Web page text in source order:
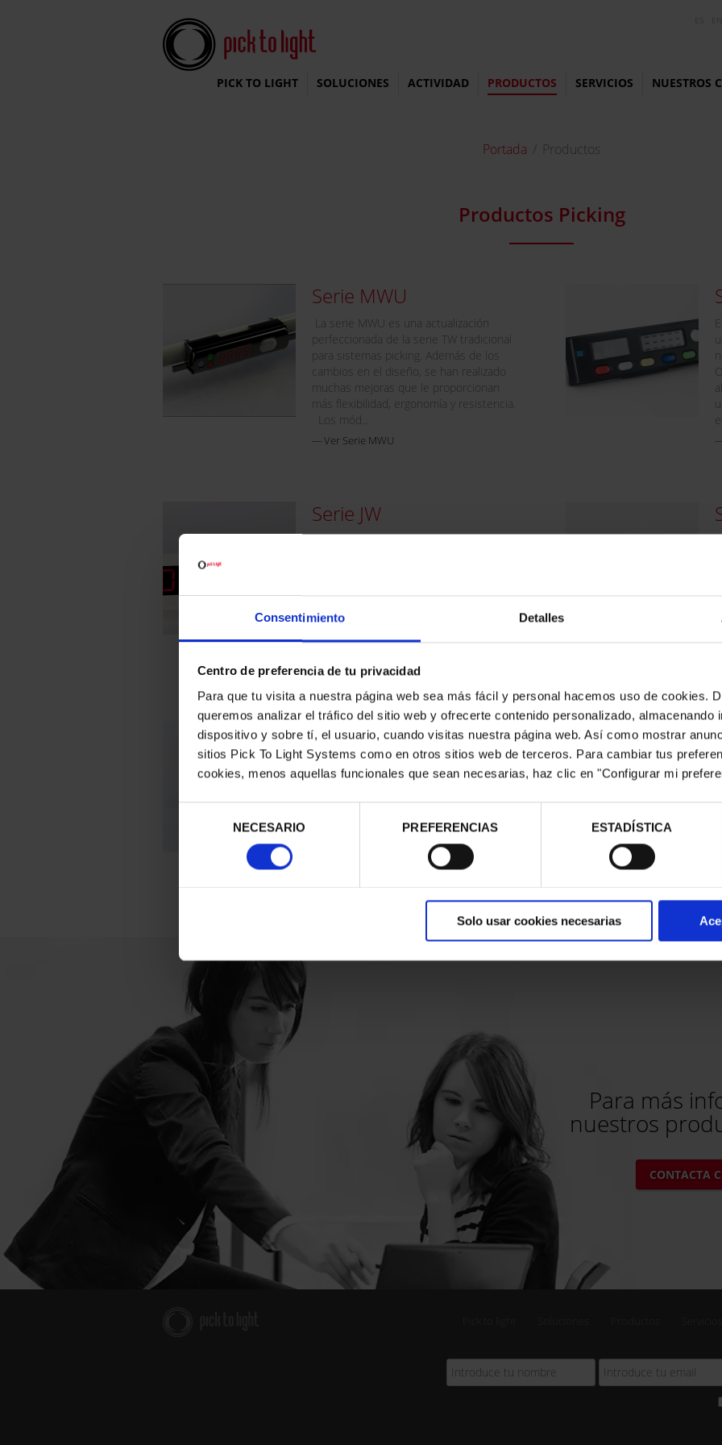
Consentimiento Detalles
Centro de preferencia de tu privacidad
Para que tu visita a nuestra página web sea más fácil y personal hacemos uso de cookies.
queremos analizar el tráfico del sitio web y ofrecerte contenido personalizado, almacenando
dispositivo y sobre tí, el usuario, cuando visitas nuestra página web. Así como mostrar
sitios Pick To Light Systems como en otros sitios web de terceros. Para cambiar tus
cookies, menos aquellas funcionales que sean necesarias, haz clic en "Configurar mi
consentimiento
NECESARIO PREFERENCIAS ESTADÍSTICA
Solo usar cookies necesarias
Pick To Light Systems
PICK TO LIGHT SOLUCIONES ACTIVIDAD PRODUCTOS SERVICIOS NUESTROS
Portada Productos
Productos Picking
Serie MWU
La serie MWU es una actualización
perfeccionada de la serie TW tradicional
para sistemas picking. Además de los
cambios en el diseño, se han realizado
muchas mejoras que le proporcionan
más flexibilidad, ergonomía y resistencia.
Los mód...
Ver Serie MWU
Serie JW
estantería.
Ver Serie JW
Serie SW
La característica diferencial de la serie
SW es su reducido tamaño,
productos y piezas pequeñas.
Para más
nuestros
CONTACTA